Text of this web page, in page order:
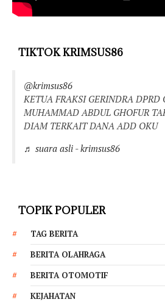
TIKTOK KRIMSUS86
@krimsus86
KETUA FRAKSI GERINDRA DPRD
MUHAMMAD ABDUL GHOFUR
DIAM TERKAIT DANA ADD OKU
♬ suara asli - krimsus86
TOPIK POPULER
TAG BERITA
BERITA OLAHRAGA
BERITA OTOMOTIF
KEJAHATAN